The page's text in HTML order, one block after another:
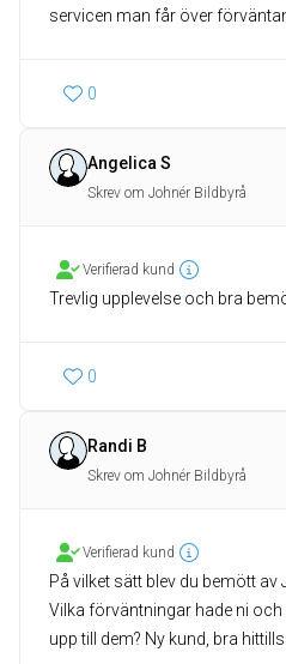
servicen man får över
0
Angelica S
Skrev om Johnér Bildbyrå
Verifierad kund
Trevlig upplevelse och bra
0
Randi B
Skrev om Johnér Bildbyrå
Verifierad kund
På vilket sätt blev du bemött av
Vilka förväntningar hade ni
upp till dem? Ny kund, bra hittills.